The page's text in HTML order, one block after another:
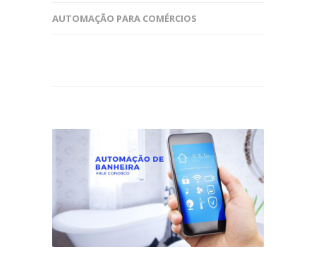
AUTOMAÇÃO PARA COMÉRCIOS